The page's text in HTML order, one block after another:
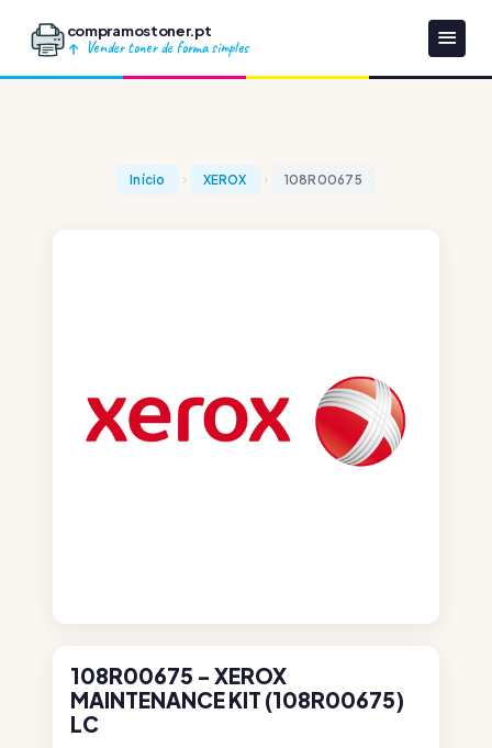
compramostoner.pt
Vender toner de forma simples
Início XEROX 108R00675
108R00675 - XEROX
MAINTENANCE KIT (108R00675)
LC